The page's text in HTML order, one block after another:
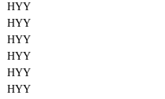
HYY
HYY
HYY
HYY
HYY
HYY